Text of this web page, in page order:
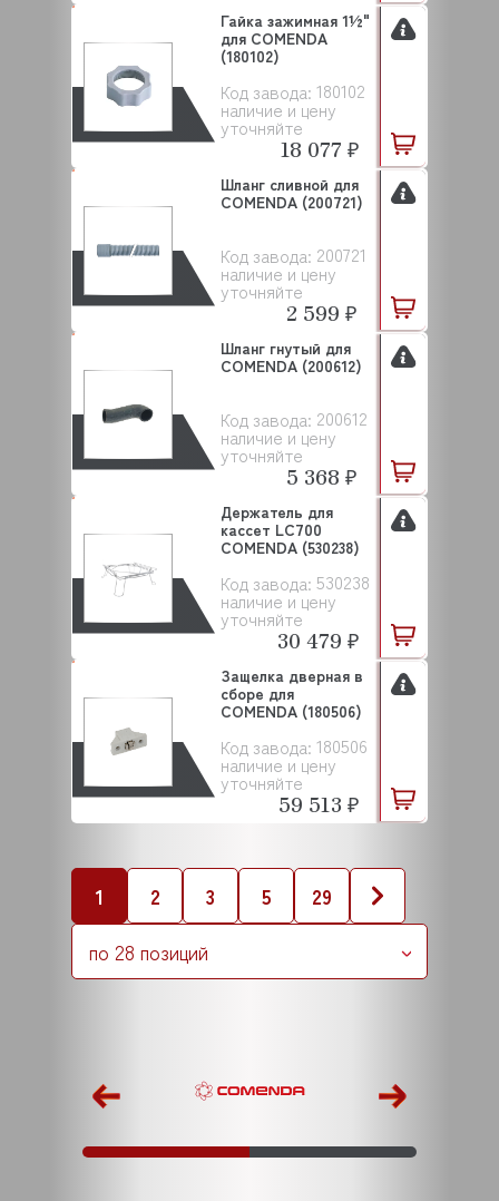
Код завода: 180102
наличие и цену
уточняйте
Гайка зажимная 1½"
для COMENDA
(180102)
18 077 ₽
Код завода: 200721
наличие и цену
уточняйте
Шланг сливной для
COMENDA (200721)
2 599 ₽
Код завода: 200612
наличие и цену
уточняйте
Шланг гнутый для
COMENDA (200612)
5 368 ₽
Код завода: 530238
наличие и цену
уточняйте
Держатель для
кассет LC700
COMENDA (530238)
30 479 ₽
Код завода: 180506
наличие и цену
уточняйте
Защелка дверная в
сборе для
COMENDA (180506)
59 513 ₽
1 2 3 5
29
по 28 позиций